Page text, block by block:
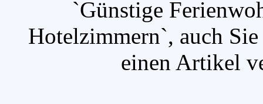
`Günstige
Hotelzimmern`, auch
einen Artikel